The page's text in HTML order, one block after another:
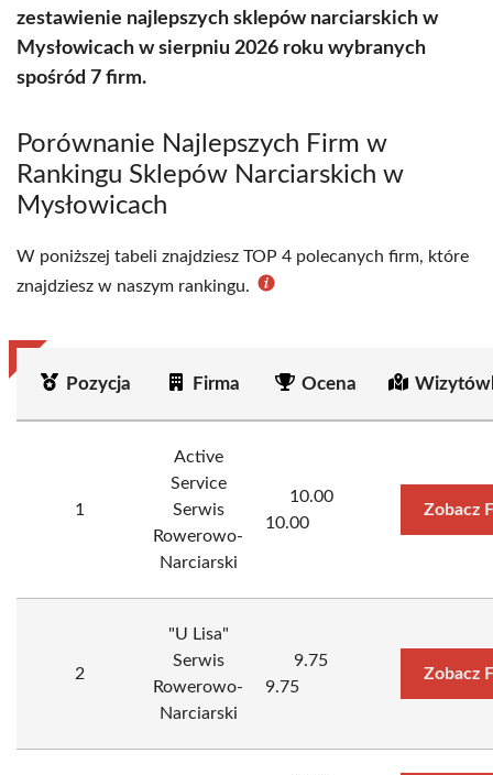
zestawienie najlepszych sklepów narciarskich w
Mysłowicach w sierpniu 2026 roku wybranych
spośród 7 firm.
Porównanie Najlepszych Firm w
Rankingu Sklepów Narciarskich w
Mysłowicach
W poniższej tabeli znajdziesz TOP 4 polecanych firm, które
znajdziesz w naszym rankingu.
Pozycja Firma Ocena
1
Active
Service
Serwis
Rowerowo-
Narciarski
10.00
10.00
Zobacz
2
"U Lisa"
Serwis
Rowerowo-
Narciarski
9.75
9.75
Zobacz